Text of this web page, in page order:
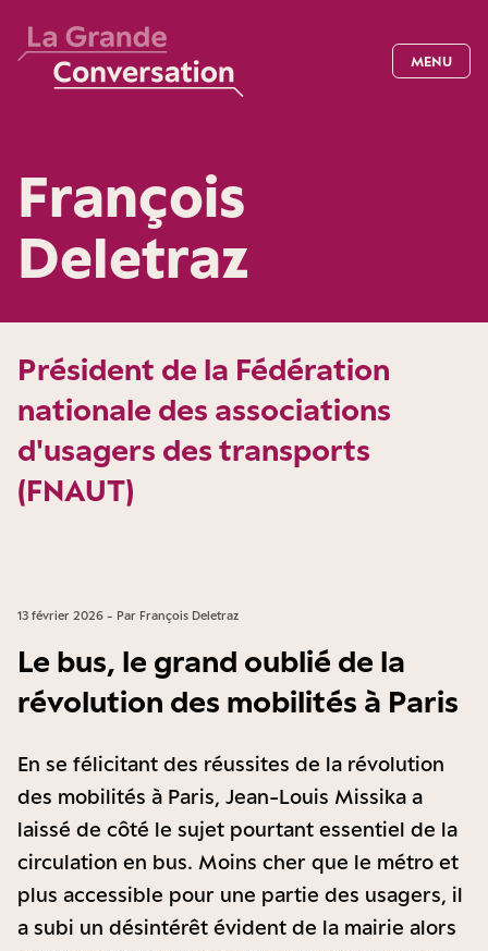
MENU
François
Deletraz
Président de la Fédération
nationale des associations
d'usagers des transports
(FNAUT)
13 février 2026 - Par François Deletraz
Le bus, le grand oublié de la
révolution des mobilités à Paris
En se félicitant des réussites de la révolution
des mobilités à Paris, Jean-Louis Missika a
laissé de côté le sujet pourtant essentiel de la
circulation en bus. Moins cher que le métro et
plus accessible pour une partie des usagers, il
a subi un désintérêt évident de la mairie alors